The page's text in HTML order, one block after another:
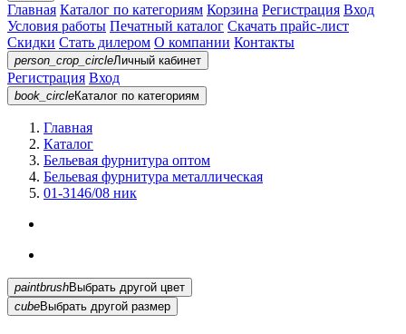
Главная Каталог по категориям Корзина Регистрация Вход
Условия работы Печатный каталог Скачать прайс-лист
Скидки Стать дилером О компании Контакты
person_crop_circleЛичный кабинет
Регистрация Вход
book_circleКаталог по категориям
Главная
Каталог
Бельевая фурнитура оптом
Бельевая фурнитура металлическая
01-3146/08 ник
paintbrush
Выбрать другой цвет
cubeВыбрать другой размер